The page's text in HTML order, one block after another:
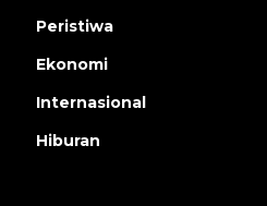
Peristiwa
Ekonomi
Internasional
Hiburan